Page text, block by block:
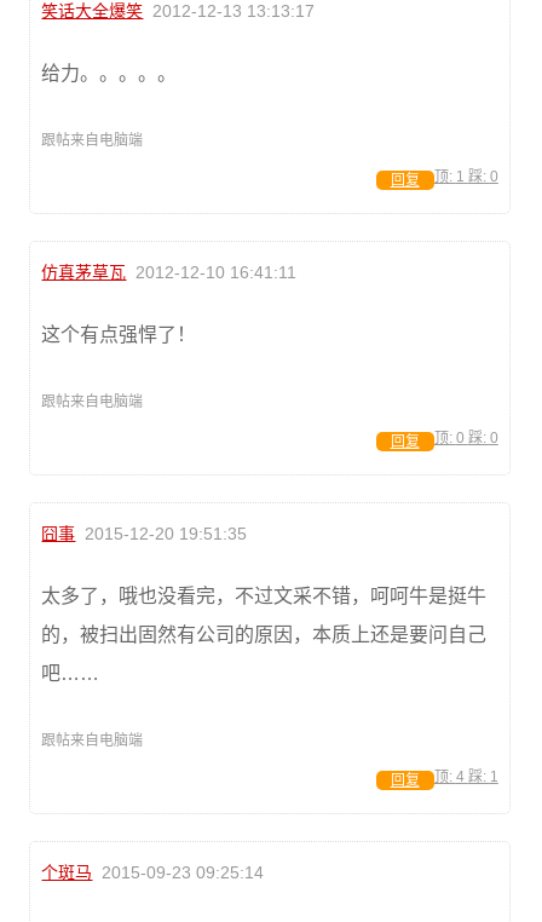
笑话大全爆笑 2012-12-13 13:13:17
给力。。。。。
跟帖来自电脑端
顶: 1 踩: 0
回复
仿真茅草瓦 2012-12-10 16:41:11
这个有点强悍了！
跟帖来自电脑端
顶: 0 踩: 0
回复
囧事 2015-12-20 19:51:35
太多了，哦也没看完，不过文采不错，呵呵牛是挺牛
的，被扫出固然有公司的原因，本质上还是要问自己
吧……
跟帖来自电脑端
顶: 4 踩: 1
回复
个斑马 2015-09-23 09:25:14